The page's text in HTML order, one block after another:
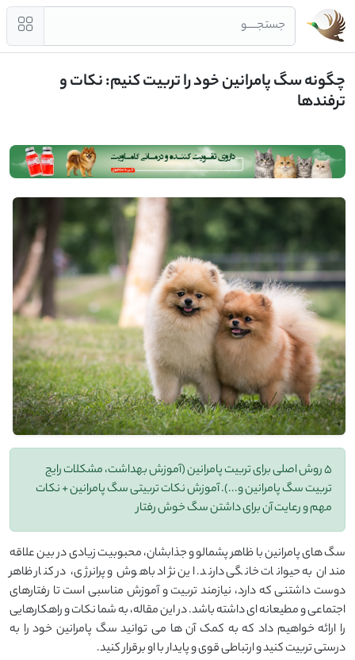
جستجــــو
چگونه سگ پامرانین خود را تربیت کنیم: نکات و
ترفندها
5 روش اصلی برای تربیت پامرانین (آموزش بهداشت، مشکلات رایج
تربیت سگ پامرانین و...). آموزش نکات تربیتی سگ پامرانین + نکات
مهم و رعایت آن برای داشتن سگ خوش رفتار
سگ‌ های پامرانین با ظاهر پشمالو و جذابشان، محبوبیت زیادی در بین علاقه
‌مندان به حیوانات خانگی دارند. این نژاد باهوش و پرانرژی، در کنار ظاهر
دوست ‌داشتنی‌ که دارد، نیازمند تربیت و آموزش مناسبی است تا رفتارهای
اجتماعی و مطیعانه ‌ای داشته باشد. در این مقاله، به شما نکات و راهکارهایی
را ارائه خواهیم داد که به کمک آن ‌ها می ‌توانید سگ پامرانین خود را به
درستی تربیت کنید و ارتباطی قوی و پایدار با او برقرار کنید.